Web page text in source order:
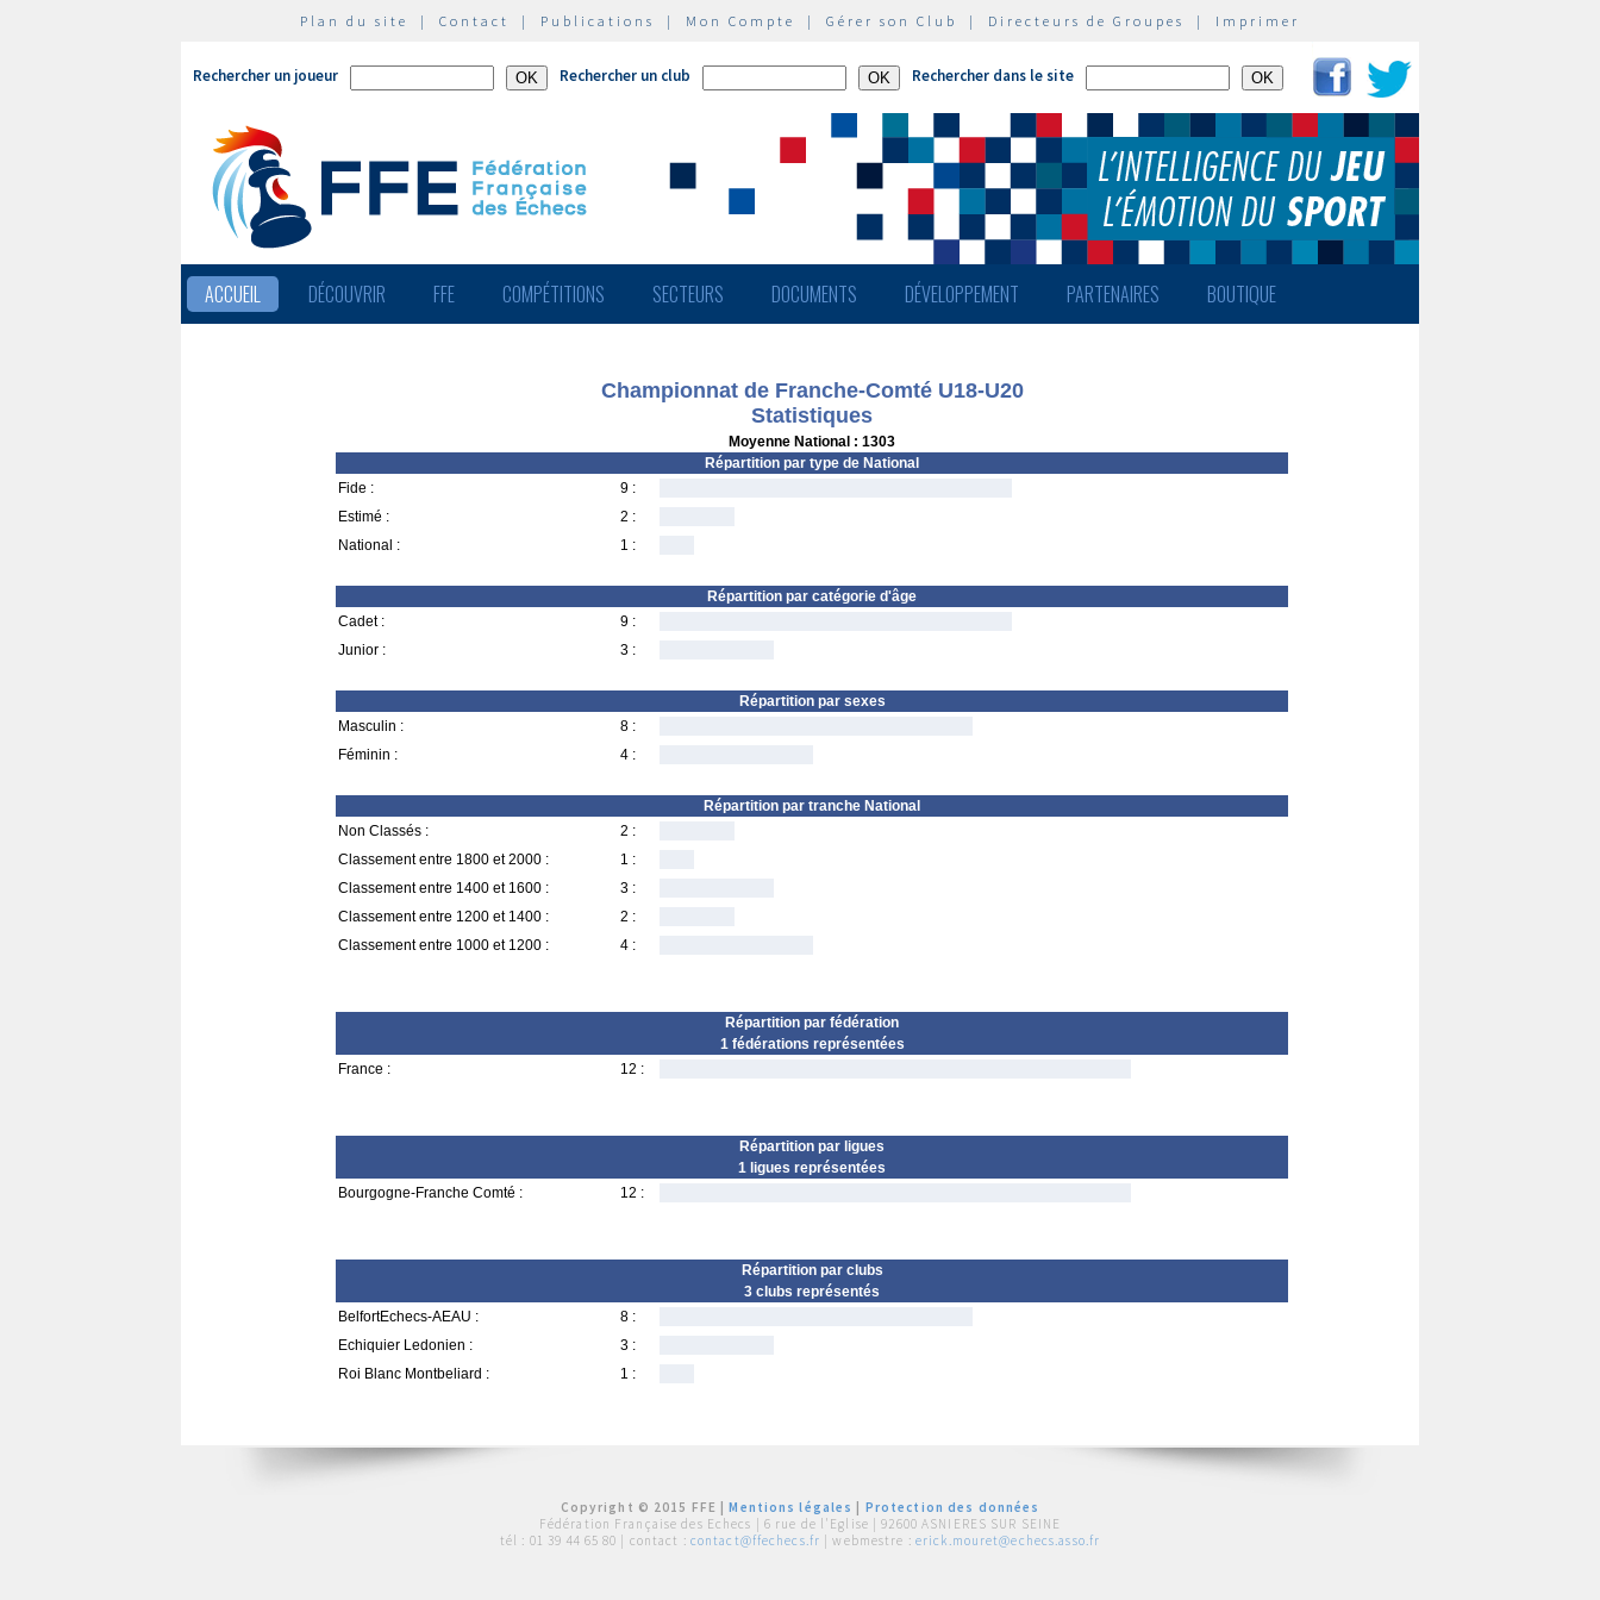
Plan du site | Contact | Publications | Mon Compte | Gérer son Club | Directeurs de Groupes | Imprimer
Rechercher un joueur Rechercher un club Rechercher dans le site
ACCUEIL DÉCOUVRIR FFE COMPÉTITIONS SECTEURS DOCUMENTS DÉVELOPPEMENT PARTENAIRES BOUTIQUE
Championnat de Franche-Comté U18-U20
Statistiques
Moyenne National : 1303
Répartition par type de National
Fide :
9 :
Estimé :
2 :
National :
1 :
Répartition par catégorie d'âge
Cadet :
9 :
Junior :
3 :
Répartition par sexes
Masculin :
8 :
Féminin :
4 :
Répartition par tranche National
Non Classés :
2 :
Classement entre 1800 et 2000 :
1 :
Classement entre 1400 et 1600 :
3 :
Classement entre 1200 et 1400 :
2 :
Classement entre 1000 et 1200 :
4 :
Répartition par fédération
1 fédérations représentées
France :
12 :
Répartition par ligues
1 ligues représentées
Bourgogne-Franche Comté :
12 :
Répartition par clubs
3 clubs représentés
BelfortEchecs-AEAU :
8 :
Echiquier Ledonien :
3 :
Roi Blanc Montbeliard :
1 :
Copyright © 2015 FFE |Mentions légales
Protection des données
Fédération Française des Echecs | 6 rue de l'Eglise | 92600 ASNIERES SUR SEINE
tél : 01 39 44 65 80 | contact : contact@ffechecs.fr | webmestre : erick.mouret@echecs.asso.fr